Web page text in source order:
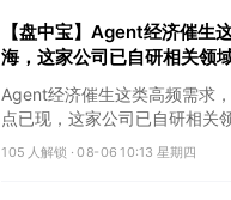
【盘中宝】Agent经济催生
海，这家公司已自研相关领
Agent经济催生这类高频需求
点已现，这家公司已自研相关
105 人解锁 ·08-06 10:13 星期四